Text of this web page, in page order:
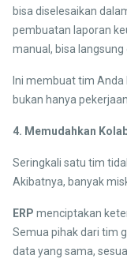
bisa diselesaikan
pembuatan laporan
manual, bisa
Ini membuat tim
bukan hanya
4. Memudahkan
Seringkali satu tim
Akibatnya, banyak
ERP menciptakan
Semua pihak dari tim
data yang sama,